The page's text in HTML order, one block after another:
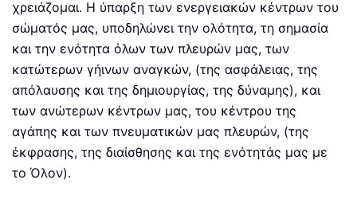
χρειάζομαι. Η ύπαρξη των ενεργειακών κέντρων του
σώματός μας, υποδηλώνει την ολότητα, τη σημασία
και την ενότητα όλων των πλευρών μας, των
κατώτερων γήινων αναγκών, (της ασφάλειας, της
απόλαυσης και της δημιουργίας, της δύναμης), και
των ανώτερων κέντρων μας, του κέντρου της
αγάπης και των πνευματικών μας πλευρών, (της
έκφρασης, της διαίσθησης και της ενότητάς μας με
το Όλον).